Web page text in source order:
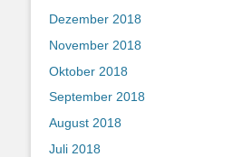
Dezember 2018
November 2018
Oktober 2018
September 2018
August 2018
Juli 2018